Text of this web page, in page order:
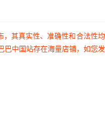
其真实性、准确性和合法性
中国站存在海量店铺，如您